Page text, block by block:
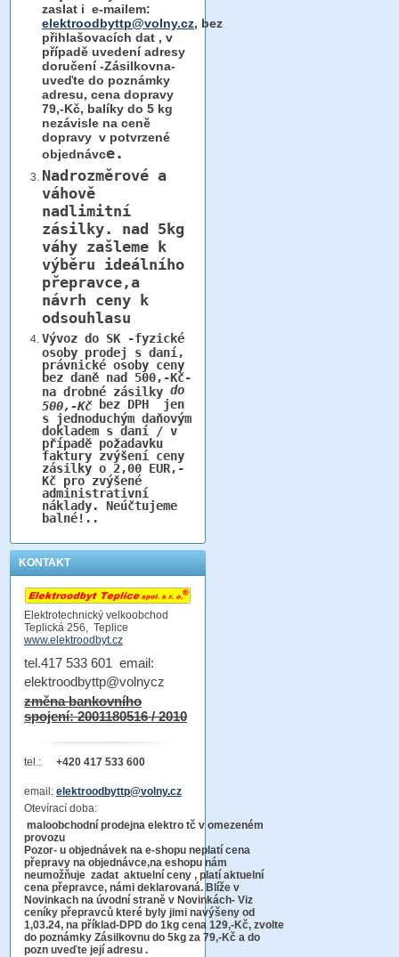
zaslat i e-mailem:
elektroodbyttp@volny.cz, bez
přihlašovacích dat , v
případě uvedení adresy
doručení -Zásilkovna-
uveďte do poznámky
adresu, cena dopravy
79,-Kč, balíky do 5 kg
nezávisle na ceně
dopravy v potvrzené
objednávce.
Nadrozměrové a
váhově
nadlimitní
zásilky. nad 5kg
váhy zašleme k
výběru ideálního
přepravce,a
návrh ceny k
odsouhlasu
Vývoz do SK -fyzické
osoby prodej s daní,
právnické osoby ceny
bez daně nad 500,-Kč-
na drobné zásilky do
500,-Kčbez DPH jen
s jednoduchým daňovým
dokladem s daní / v
případě požadavku
faktury zvýšení ceny
zásilky o 2,00 EUR,-
Kč pro zvýšené
administrativní
náklady. Neúčtujeme
balné!..
KONTAKT
Elektrotechnický velkoobchod
Teplická 256, Teplice
www.elektroodbyt.cz
tel.417 533 601 email:
elektroodbyttp@volnycz
změna bankovního
spojení: 2001180516 / 2010
tel.: +420 417 533 600
email: elektroodbyttp@volny.cz
Otevírací doba:
maloobchodní prodejna elektro tč v omezeném
provozu
Pozor- u objednávek na e-shopu neplatí cena
přepravy na objednávce,na eshopu nám
neumožňuje zadat aktuelní ceny , platí aktuelní
cena přepravce, námi deklarovaná. Blíže v
Novinkach na úvodní straně v Novinkách- Viz
ceníky přepravců které byly jimi navýšeny od
1,03.24, na příklad-DPD do 1kg cena 129,-Kč, zvolte
do poznámky Zásilkovnu do 5kg za 79,-Kč a do
pozn uveďte její adresu .